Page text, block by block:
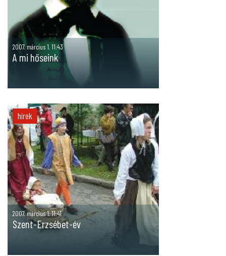
2007. március 1. 11:43
A mi hőseink
hírek
2007. március 1. 11:41
Szent-Erzsébet-év